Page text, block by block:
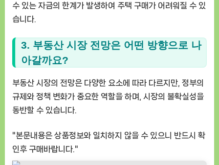
수 있는 자금의 한계가 발생하여 주택 구매가 어려워질 수 있
습니다.
3. 부동산 시장 전망은 어떤 방향으로 나
아갈까요?
부동산 시장의 전망은 다양한 요소에 따라 다르지만, 정부의
규제와 정책 변화가 중요한 역할을 하며, 시장의 불확실성을
동반할 수 있습니다.
"본문내용은 상품정보와 일치하지 않을 수 있으니 반드시 확
인후 구매바랍니다."